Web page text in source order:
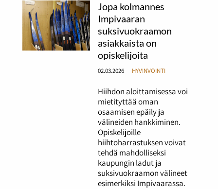
Jopa kolmannes
Impivaaran
suksivuokraamon
asiakkaista on
opiskelijoita
02.03.2026 HYVINVOINTI
Hiihdon aloittamisessa voi
mietityttää oman
osaamisen epäily ja
välineiden hankkiminen.
Opiskelijoille
hiihtoharrastuksen voivat
tehdä mahdolliseksi
kaupungin ladut ja
suksivuokraamon välineet
esimerkiksi Impivaarassa.